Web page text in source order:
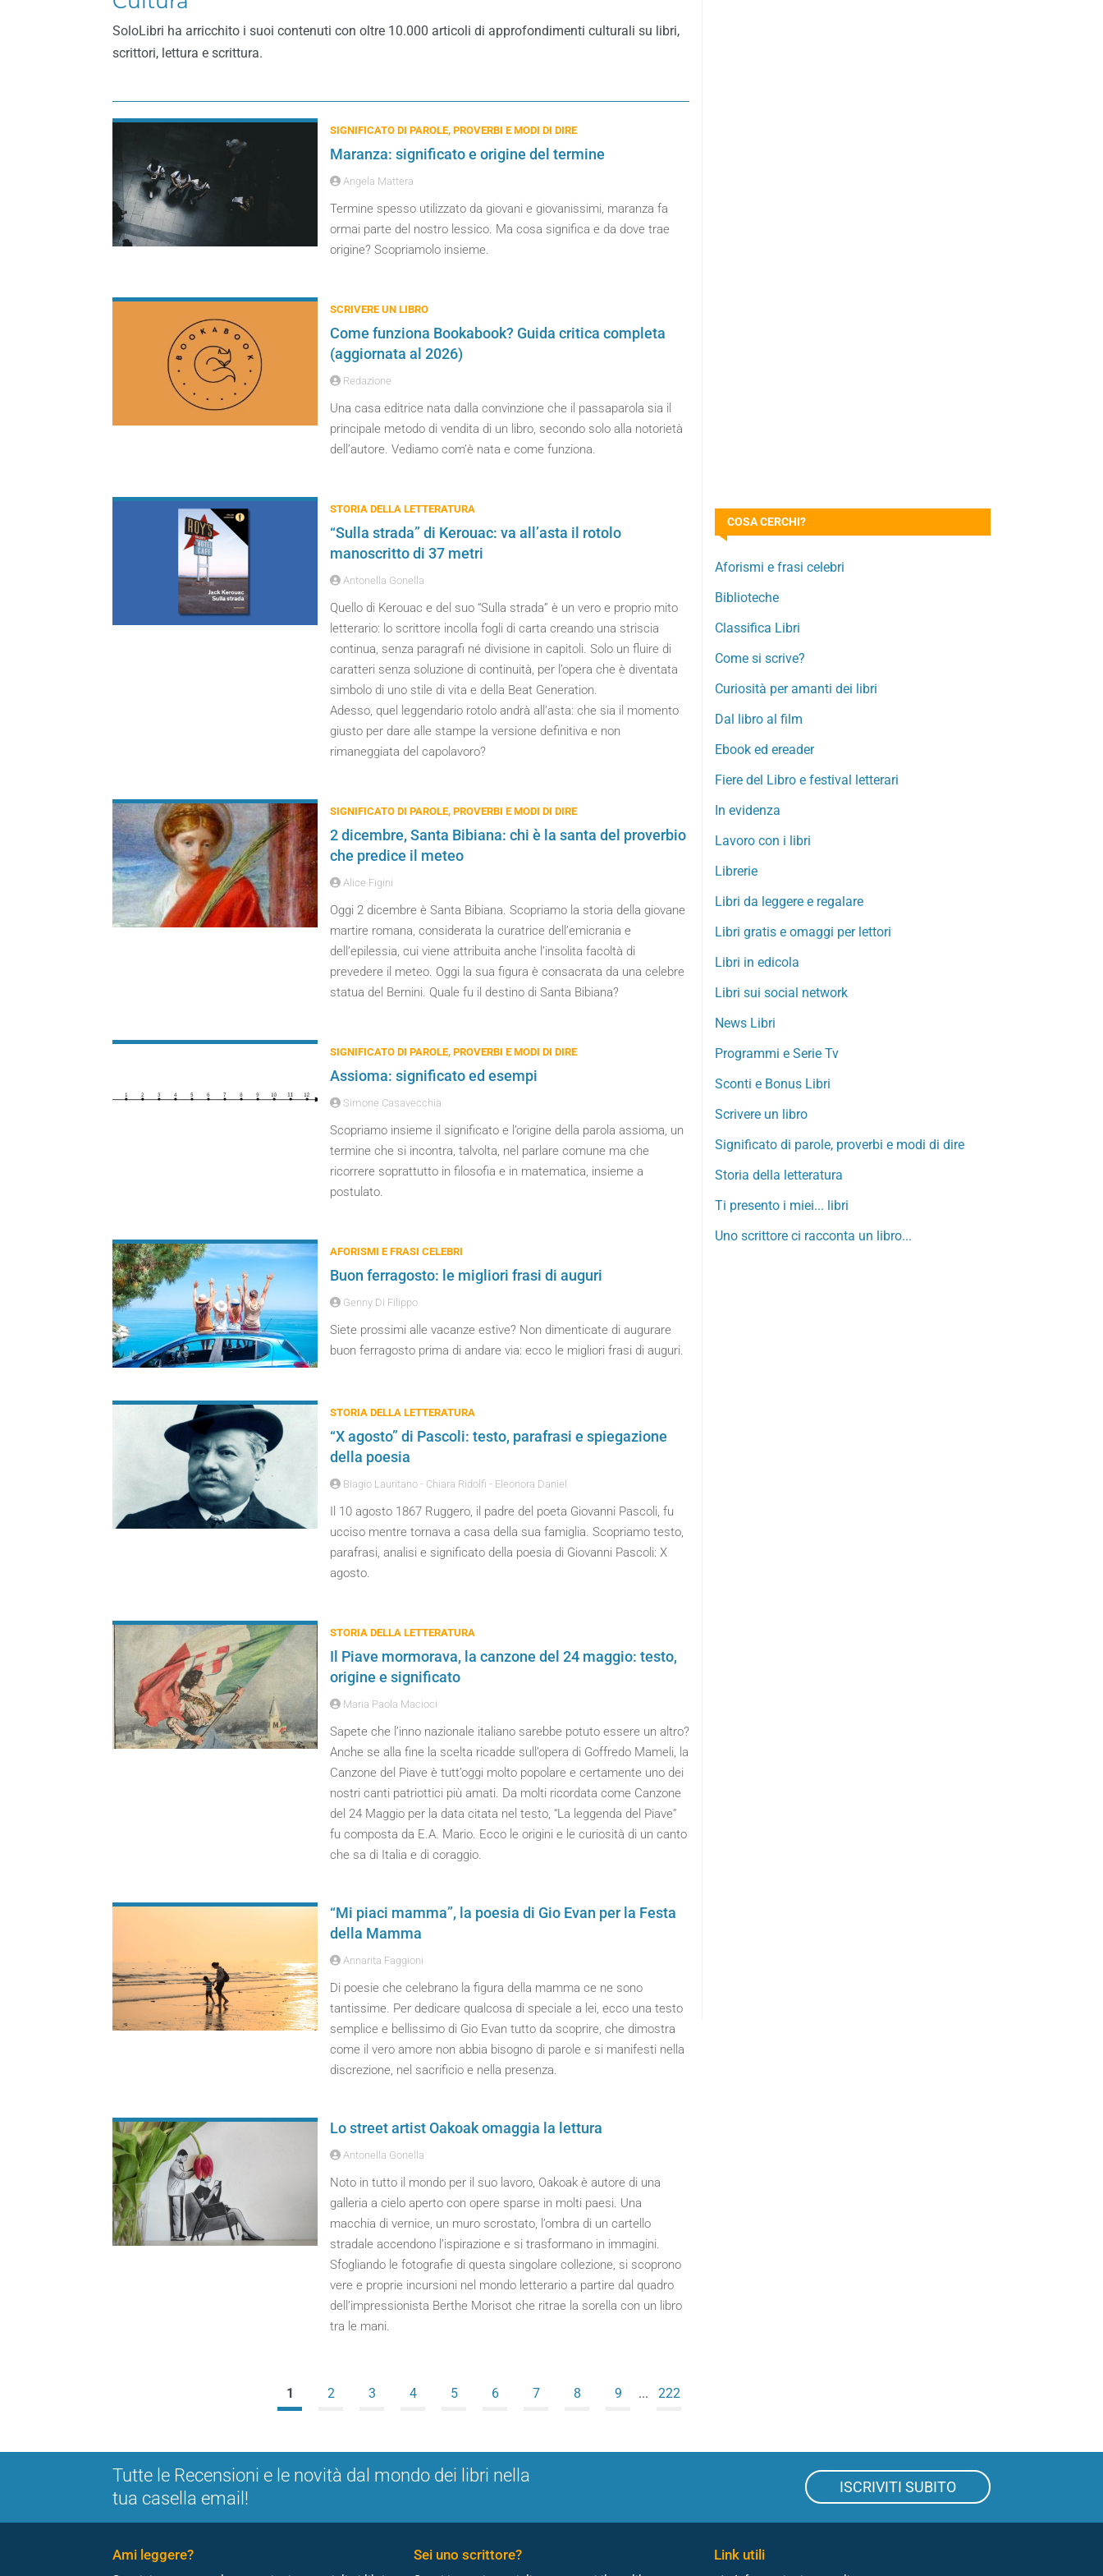
SoloLibri ha arricchito i suoi contenuti con oltre 10.000 articoli di approfondimenti culturali su libri,
scrittori, lettura e scrittura.
SIGNIFICATO DI PAROLE, PROVERBI E MODI DI DIRE
Maranza: significato e origine del termine
Angela Mattera
Termine spesso utilizzato da giovani e giovanissimi, maranza fa
ormai parte del nostro lessico. Ma cosa significa e da dove trae
origine? Scopriamolo insieme.
SCRIVERE UN LIBRO
Come funziona Bookabook? Guida critica completa
(aggiornata al 2026)
Redazione
Una casa editrice nata dalla convinzione che il passaparola sia il
principale metodo di vendita di un libro, secondo solo alla notorietà
dell’autore. Vediamo com’è nata e come funziona.
STORIA DELLA LETTERATURA
“Sulla strada” di Kerouac: va all’asta il rotolo
manoscritto di 37 metri
Antonella Gonella
Quello di Kerouac e del suo “Sulla strada” è un vero e proprio mito
letterario: lo scrittore incolla fogli di carta creando una striscia
continua, senza paragrafi né divisione in capitoli. Solo un fluire di
caratteri senza soluzione di continuità, per l’opera che è diventata
simbolo di uno stile di vita e della Beat Generation.
Adesso, quel leggendario rotolo andrà all’asta: che sia il momento
giusto per dare alle stampe la versione definitiva e non
rimaneggiata del capolavoro?
SIGNIFICATO DI PAROLE, PROVERBI E MODI DI DIRE
2 dicembre, Santa Bibiana: chi è la santa del proverbio
che predice il meteo
Alice Figini
Oggi 2 dicembre è Santa Bibiana. Scopriamo la storia della giovane
martire romana, considerata la curatrice dell’emicrania e
dell’epilessia, cui viene attribuita anche l’insolita facoltà di
prevedere il meteo. Oggi la sua figura è consacrata da una celebre
statua del Bernini. Quale fu il destino di Santa Bibiana?
SIGNIFICATO DI PAROLE, PROVERBI E MODI DI DIRE
Assioma: significato ed esempi
Simone Casavecchia
Scopriamo insieme il significato e l’origine della parola assioma, un
termine che si incontra, talvolta, nel parlare comune ma che
ricorrere soprattutto in filosofia e in matematica, insieme a
postulato.
AFORISMI E FRASI CELEBRI
Buon ferragosto: le migliori frasi di auguri
Genny Di Filippo
Siete prossimi alle vacanze estive? Non dimenticate di augurare
buon ferragosto prima di andare via: ecco le migliori frasi di auguri.
STORIA DELLA LETTERATURA
“X agosto” di Pascoli: testo, parafrasi e spiegazione
della poesia
Biagio Lauritano - Chiara Ridolfi - Eleonora Daniel
Il 10 agosto 1867 Ruggero, il padre del poeta Giovanni Pascoli, fu
ucciso mentre tornava a casa della sua famiglia. Scopriamo testo,
parafrasi, analisi e significato della poesia di Giovanni Pascoli: X
agosto.
STORIA DELLA LETTERATURA
Il Piave mormorava, la canzone del 24 maggio: testo,
origine e significato
Maria Paola Macioci
Sapete che l’inno nazionale italiano sarebbe potuto essere un altro?
Anche se alla fine la scelta ricadde sull’opera di Goffredo Mameli, la
Canzone del Piave è tutt’oggi molto popolare e certamente uno dei
nostri canti patriottici più amati. Da molti ricordata come Canzone
del 24 Maggio per la data citata nel testo, “La leggenda del Piave”
fu composta da E.A. Mario. Ecco le origini e le curiosità di un canto
che sa di Italia e di coraggio.
“Mi piaci mamma”, la poesia di Gio Evan per la Festa
della Mamma
Annarita Faggioni
Di poesie che celebrano la figura della mamma ce ne sono
tantissime. Per dedicare qualcosa di speciale a lei, ecco una testo
semplice e bellissimo di Gio Evan tutto da scoprire, che dimostra
come il vero amore non abbia bisogno di parole e si manifesti nella
discrezione, nel sacrificio e nella presenza.
Lo street artist Oakoak omaggia la lettura
Antonella Gonella
Noto in tutto il mondo per il suo lavoro, Oakoak è autore di una
galleria a cielo aperto con opere sparse in molti paesi. Una
macchia di vernice, un muro scrostato, l’ombra di un cartello
stradale accendono l’ispirazione e si trasformano in immagini.
Sfogliando le fotografie di questa singolare collezione, si scoprono
vere e proprie incursioni nel mondo letterario a partire dal quadro
dell’impressionista Berthe Morisot che ritrae la sorella con un libro
tra le mani.
1 2 3 4 5 6 7 8 9 ... 222
COSA CERCHI?
Aforismi e frasi celebri
Biblioteche
Classifica Libri
Come si scrive?
Curiosità per amanti dei libri
Dal libro al film
Ebook ed ereader
Fiere del Libro e festival letterari
In evidenza
Lavoro con i libri
Librerie
Libri da leggere e regalare
Libri gratis e omaggi per lettori
Libri in edicola
Libri sui social network
News Libri
Programmi e Serie Tv
Sconti e Bonus Libri
Scrivere un libro
Significato di parole, proverbi e modi di dire
Storia della letteratura
Ti presento i miei... libri
Uno scrittore ci racconta un libro...
Tutte le Recensioni e le novità dal mondo dei libri nella
tua casella email!
ISCRIVITI SUBITO
Ami leggere? Sei uno scrittore? Link utili